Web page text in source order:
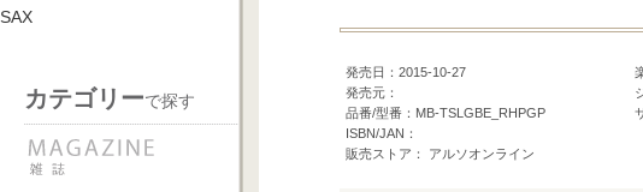
SAX
カテゴリーで探す
発売日：2015-10-27
発売元：
品番/型番：MB-TSLGBE_RHPGP
ISBN/JAN：
販売ストア： アルソオンライン